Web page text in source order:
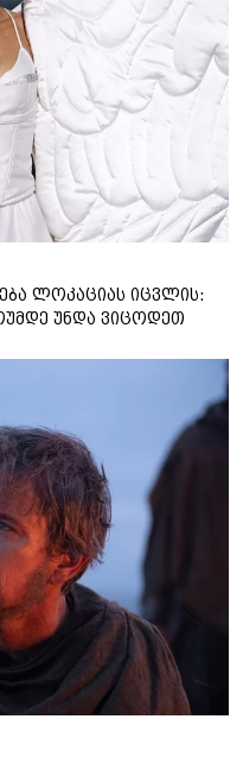
ლოკაციას იცვლის:
უნდა ვიცოდეთ